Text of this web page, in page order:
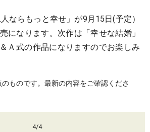
ならもっと幸せ」が9月15日(予定）
になります。次作は「幸せな結婚」
Ａ式の作品になりますのでお楽しみ
ものです。最新の内容をご確認くださ
4/4